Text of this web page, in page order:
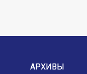
АРХИВЫ